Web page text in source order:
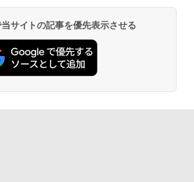
サイトの記事を優先表示させる